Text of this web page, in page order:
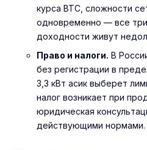
курса BTC, сложности
одновременно — все
доходности живут
Право и налоги. В
без регистрации в
3,3 кВт асик выберет
налог возникает при
юридическая
действующими нормами.